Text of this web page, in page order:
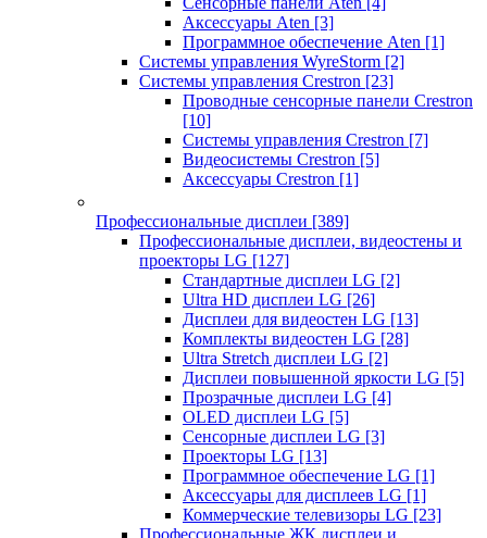
Аксессуары Aten [3]
Программное обеспечение Aten [1]
Системы управления WyreStorm [2]
Системы управления Crestron [23]
Проводные сенсорные панели Crestron
[10]
Системы управления Crestron [7]
Видеосистемы Crestron [5]
Аксессуары Crestron [1]
Профессиональные дисплеи [389]
Профессиональные дисплеи, видеостены и
проекторы LG [127]
Стандартные дисплеи LG [2]
Ultra HD дисплеи LG [26]
Дисплеи для видеостен LG [13]
Комплекты видеостен LG [28]
Ultra Stretch дисплеи LG [2]
Дисплеи повышенной яркости LG [5]
Прозрачные дисплеи LG [4]
OLED дисплеи LG [5]
Сенсорные дисплеи LG [3]
Проекторы LG [13]
Программное обеспечение LG [1]
Аксессуары для дисплеев LG [1]
Коммерческие телевизоры LG [23]
Профессиональные ЖК дисплеи и